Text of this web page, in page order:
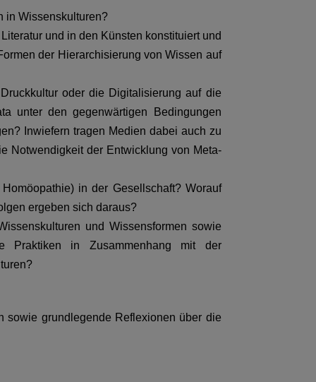
in Wissenskulturen?
und in den Künsten konstituiert und
der Hierarchisierung von Wissen auf
oder die Digitalisierung auf die
unter den gegenwärtigen Bedingungen
Inwiefern tragen Medien dabei auch zu
Notwendigkeit der Entwicklung von Meta-
in der Gesellschaft? Worauf
ergeben sich daraus?
und Wissensformen sowie
Praktiken in Zusammenhang mit der
sowie grundlegende Reflexionen über die